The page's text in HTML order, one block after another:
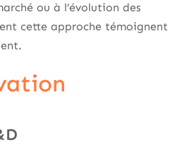
ou à l’évolution des
cette approche témoignent